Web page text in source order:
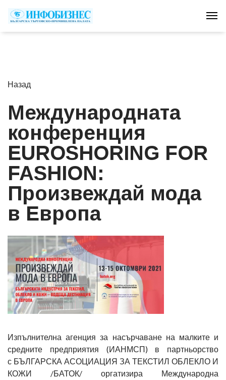
Назад
Международната
конференция
EUROSHORING FOR
FASHION:
Произвеждай мода
в Европа
Изпълнителна агенция за насърчаване на малките и
средните предприятия (ИАНМСП) в партньорство
с БЪЛГАРСКА АСОЦИАЦИЯ ЗА ТЕКСТИЛ ОБЛЕКЛО И
КОЖИ /БАТОК/ оргатизира Международна